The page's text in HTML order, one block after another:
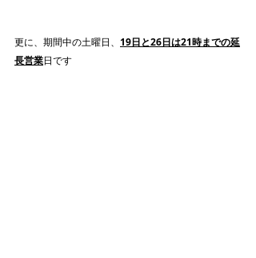
更に、期間中の土曜日、 19日と26日は21時までの延
長営業日です